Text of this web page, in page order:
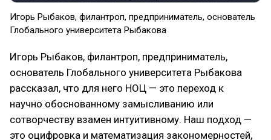
Игорь Рыбаков, филантроп, предприниматель, основатель
Глобального университета Рыбакова
Игорь Рыбаков, филантроп, предприниматель,
основатель Глобального университета Рыбакова
рассказал, что для него НОЦ — это переход к
научно обоснованному замысливанию или
сотворчеству взамен интуитивному. Наш подход —
это оцифровка и математизация закономерностей,